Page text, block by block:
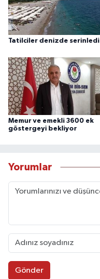
Tatilciler denizde serinledi
Memur ve emekli 3600 ek
göstergeyi bekliyor
Yorumlar
Gönder